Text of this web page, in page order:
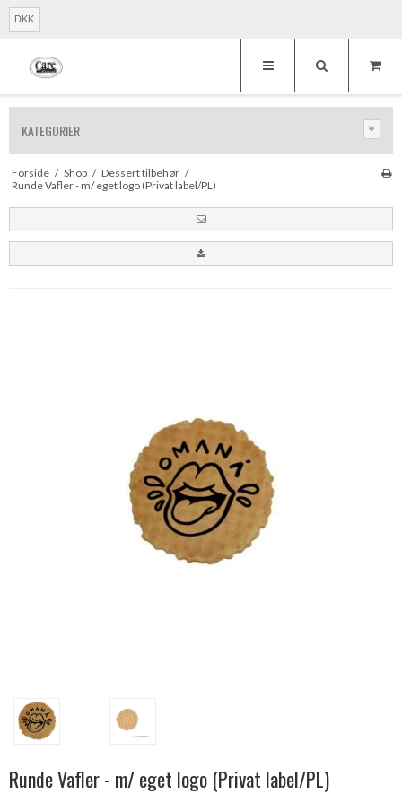
DKK
KATEGORIER
Forside / Shop / Dessert tilbehør /
Runde Vafler - m/ eget logo (Privat label/PL)
Runde Vafler - m/ eget logo (Privat label/PL)